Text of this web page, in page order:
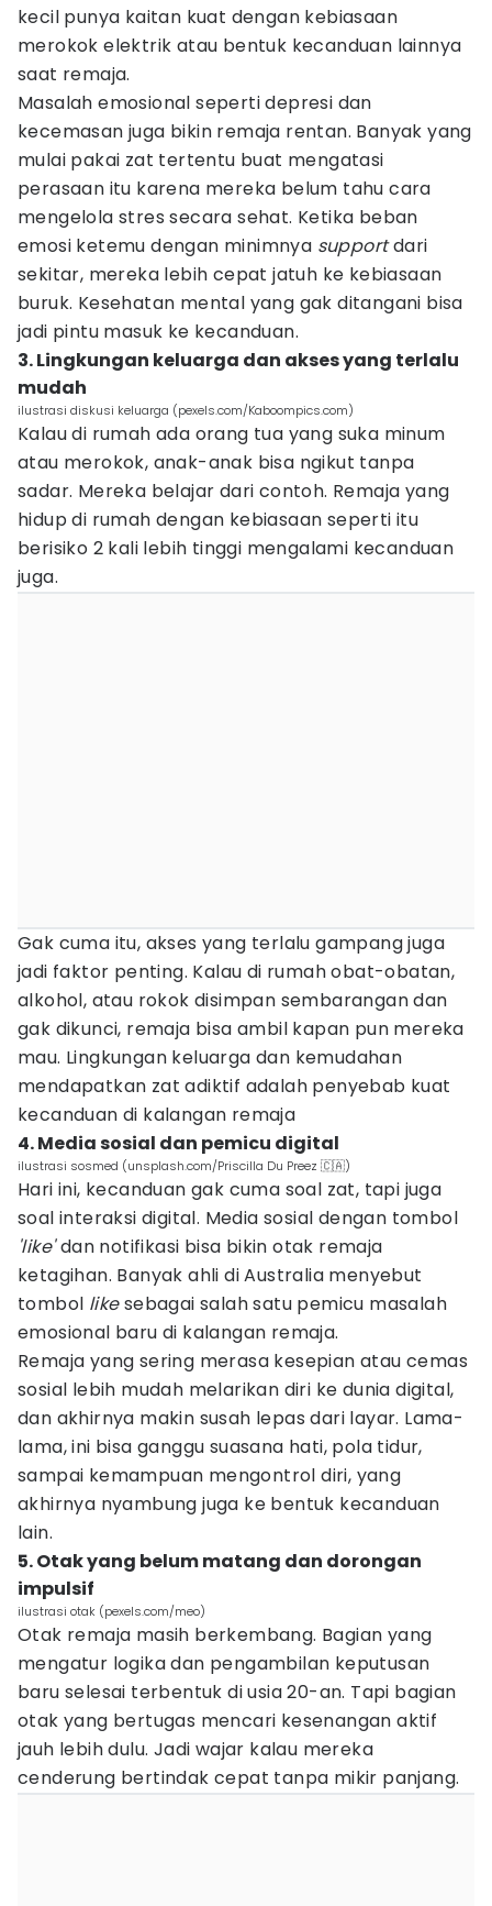
kecil punya kaitan kuat dengan kebiasaan
merokok elektrik atau bentuk kecanduan lainnya
saat remaja.
Masalah emosional seperti depresi dan
kecemasan juga bikin remaja rentan. Banyak yang
mulai pakai zat tertentu buat mengatasi
perasaan itu karena mereka belum tahu cara
mengelola stres secara sehat. Ketika beban
emosi ketemu dengan minimnya supportdari
sekitar, mereka lebih cepat jatuh ke kebiasaan
buruk. Kesehatan mental yang gak ditangani bisa
jadi pintu masuk ke kecanduan.
3. Lingkungan keluarga dan akses yang terlalu
mudah
ilustrasi diskusi keluarga (pexels.com/Kaboompics.com)
Kalau di rumah ada orang tua yang suka minum
atau merokok, anak-anak bisa ngikut tanpa
sadar. Mereka belajar dari contoh. Remaja yang
hidup di rumah dengan kebiasaan seperti itu
berisiko 2 kali lebih tinggi mengalami kecanduan
juga.
Gak cuma itu, akses yang terlalu gampang juga
jadi faktor penting. Kalau di rumah obat-obatan,
alkohol, atau rokok disimpan sembarangan dan
gak dikunci, remaja bisa ambil kapan pun mereka
mau. Lingkungan keluarga dan kemudahan
mendapatkan zat adiktif adalah penyebab kuat
kecanduan di kalangan remaja
4. Media sosial dan pemicu digital
ilustrasi sosmed (unsplash.com/Priscilla Du Preez 🇨🇦)
Hari ini, kecanduan gak cuma soal zat, tapi juga
soal interaksi digital. Media sosial dengan tombol
'like'dan notifikasi bisa bikin otak remaja
ketagihan. Banyak ahli di Australia menyebut
tombol likesebagai salah satu pemicu masalah
emosional baru di kalangan remaja.
Remaja yang sering merasa kesepian atau cemas
sosial lebih mudah melarikan diri ke dunia digital,
dan akhirnya makin susah lepas dari layar. Lama-
lama, ini bisa ganggu suasana hati, pola tidur,
sampai kemampuan mengontrol diri, yang
akhirnya nyambung juga ke bentuk kecanduan
lain.
5. Otak yang belum matang dan dorongan
impulsif
ilustrasi otak (pexels.com/meo)
Otak remaja masih berkembang. Bagian yang
mengatur logika dan pengambilan keputusan
baru selesai terbentuk di usia 20-an. Tapi bagian
otak yang bertugas mencari kesenangan aktif
jauh lebih dulu. Jadi wajar kalau mereka
cenderung bertindak cepat tanpa mikir panjang.